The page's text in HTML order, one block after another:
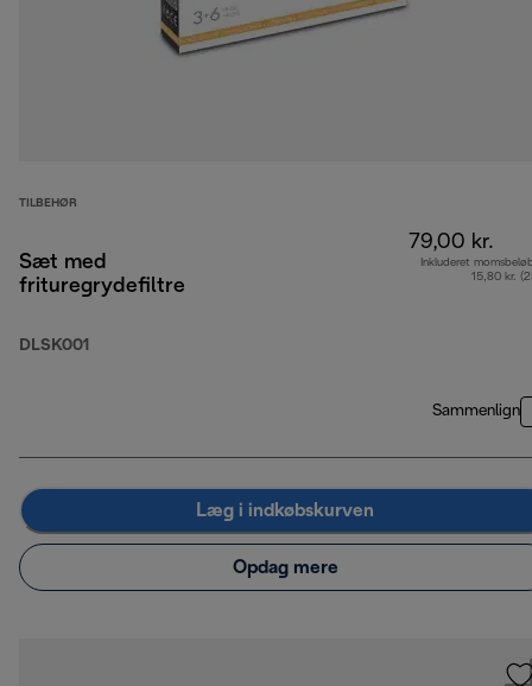
TILBEHØR
Sæt med
frituregrydefiltre
DLSK001
79,00 kr.
Inkluderet
15,80 kr.
Sammenlign
Læg i indkøbskurven
Opdag mere